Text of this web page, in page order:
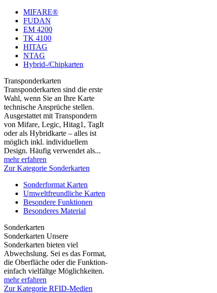
MIFARE®
FUDAN
EM 4200
TK 4100
HITAG
NTAG
Hybrid-/Chipkarten
Transponderkarten
Transponderkarten sind die erste
Wahl, wenn Sie an Ihre Karte
technische Ansprüche stellen.
Ausgestattet mit Transpondern
von Mifare, Legic, Hitag1, TagIt
oder als Hybridkarte – alles ist
möglich inkl. individuellem
Design. Häufig verwendet als...
mehr erfahren
Zur Kategorie Sonderkarten
Sonderformat Karten
Umweltfreundliche Karten
Besondere Funktionen
Besonderes Material
Sonderkarten
Sonderkarten Unsere
Sonderkarten bieten viel
Abwechslung. Sei es das Format,
die Oberfläche oder die Funktion-
einfach vielfältge Möglichkeiten.
mehr erfahren
Zur Kategorie RFID-Medien